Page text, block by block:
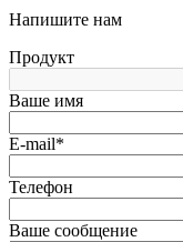
Напишите нам
Продукт
Ваше имя
E-mail*
Телефон
Ваше сообщение